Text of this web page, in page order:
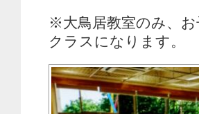
※大鳥居教室のみ、
クラスになります。